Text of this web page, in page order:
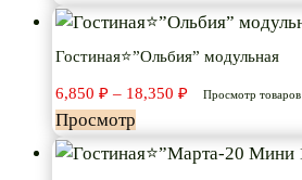
Гостиная⭐”Ольбия” модульная
6,850 ₽ – 18,350 ₽ цен:
18,350 ₽
Просмотр товаров
Просмотр